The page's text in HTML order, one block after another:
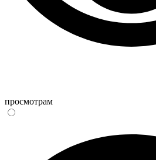
просмотрам